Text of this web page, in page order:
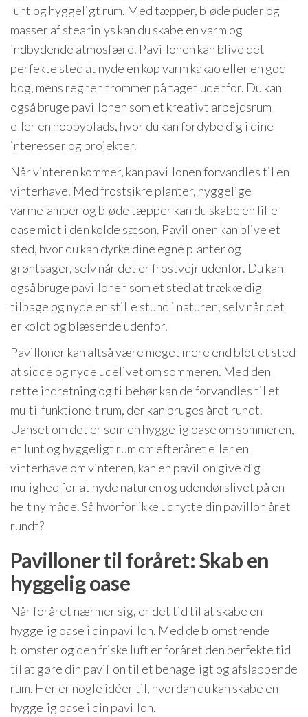
lunt og hyggeligt rum. Med tæpper, bløde puder og
masser af stearinlys kan du skabe en varm og
indbydende atmosfære. Pavillonen kan blive det
perfekte sted at nyde en kop varm kakao eller en god
bog, mens regnen trommer på taget udenfor. Du kan
også bruge pavillonen som et kreativt arbejdsrum
eller en hobbyplads, hvor du kan fordybe dig i dine
interesser og projekter.
Når vinteren kommer, kan pavillonen forvandles til en
vinterhave. Med frostsikre planter, hyggelige
varmelamper og bløde tæpper kan du skabe en lille
oase midt i den kolde sæson. Pavillonen kan blive et
sted, hvor du kan dyrke dine egne planter og
grøntsager, selv når det er frostvejr udenfor. Du kan
også bruge pavillonen som et sted at trække dig
tilbage og nyde en stille stund i naturen, selv når det
er koldt og blæsende udenfor.
Pavilloner kan altså være meget mere end blot et sted
at sidde og nyde udelivet om sommeren. Med den
rette indretning og tilbehør kan de forvandles til et
multi-funktionelt rum, der kan bruges året rundt.
Uanset om det er som en hyggelig oase om sommeren,
et lunt og hyggeligt rum om efteråret eller en
vinterhave om vinteren, kan en pavillon give dig
mulighed for at nyde naturen og udendørslivet på en
helt ny måde. Så hvorfor ikke udnytte din pavillon året
rundt?
Pavilloner til foråret: Skab en
hyggelig oase
Når foråret nærmer sig, er det tid til at skabe en
hyggelig oase i din pavillon. Med de blomstrende
blomster og den friske luft er foråret den perfekte tid
til at gøre din pavillon til et behageligt og afslappende
rum. Her er nogle idéer til, hvordan du kan skabe en
hyggelig oase i din pavillon.